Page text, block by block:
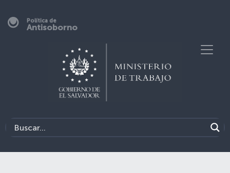
Política de
Antisoborno